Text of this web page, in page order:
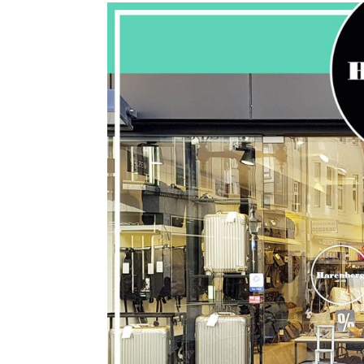
Kommentarnavigation